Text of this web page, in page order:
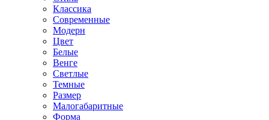
Классика
Современные
Модерн
Цвет
Белые
Венге
Светлые
Темные
Размер
Малогабаритные
Форма